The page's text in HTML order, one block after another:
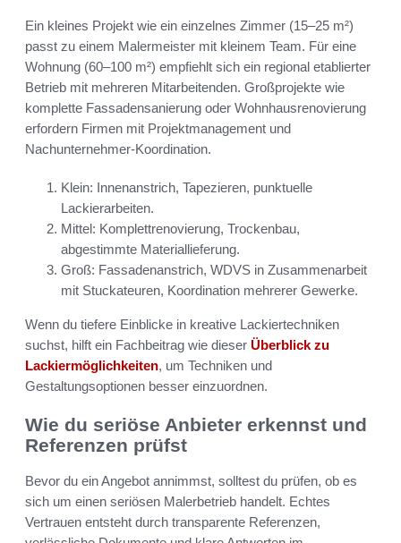
Ein kleines Projekt wie ein einzelnes Zimmer (15–25 m²)
passt zu einem Malermeister mit kleinem Team. Für eine
Wohnung (60–100 m²) empfiehlt sich ein regional etablierter
Betrieb mit mehreren Mitarbeitenden. Großprojekte wie
komplette Fassadensanierung oder Wohnhausrenovierung
erfordern Firmen mit Projektmanagement und
Nachunternehmer-Koordination.
Klein: Innenanstrich, Tapezieren, punktuelle
Lackierarbeiten.
Mittel: Komplettrenovierung, Trockenbau,
abgestimmte Materiallieferung.
Groß: Fassadenanstrich, WDVS in Zusammenarbeit
mit Stuckateuren, Koordination mehrerer Gewerke.
Wenn du tiefere Einblicke in kreative Lackiertechniken
suchst, hilft ein Fachbeitrag wie dieser Überblick zu
Lackiermöglichkeiten, um Techniken und
Gestaltungsoptionen besser einzuordnen.
Wie du seriöse Anbieter erkennst und
Referenzen prüfst
Bevor du ein Angebot annimmst, solltest du prüfen, ob es
sich um einen seriösen Malerbetrieb handelt. Echtes
Vertrauen entsteht durch transparente Referenzen,